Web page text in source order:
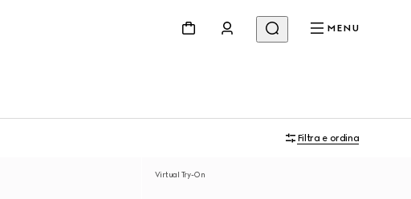
MENU
Filtra e ordina
Virtual Try-On